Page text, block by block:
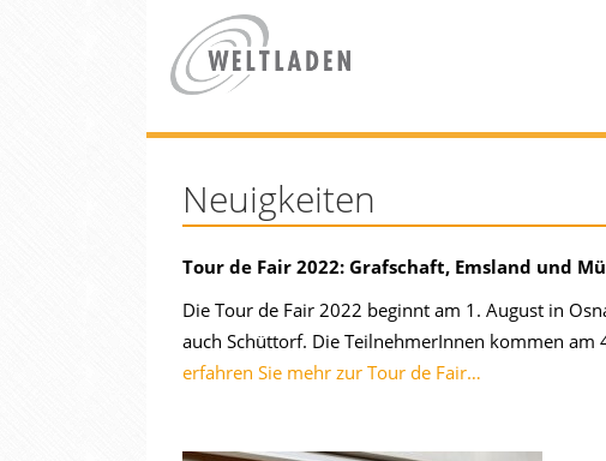
Neuigkeiten
Tour de Fair 2022: Grafschaft, Emsland und
Die Tour de Fair 2022 beginnt am 1. August in
auch Schüttorf. Die TeilnehmerInnen kommen
erfahren Sie mehr zur Tour de Fair…